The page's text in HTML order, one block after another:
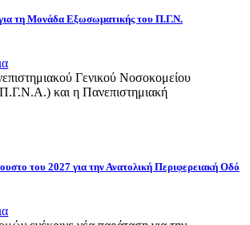
τη Μονάδα Εξωσωματικής του Π.Γ.Ν.
Γενικού Νοσοκομείου
και η Πανεπιστημιακή
του 2027 για την Ανατολική Περιφερειακή Οδό